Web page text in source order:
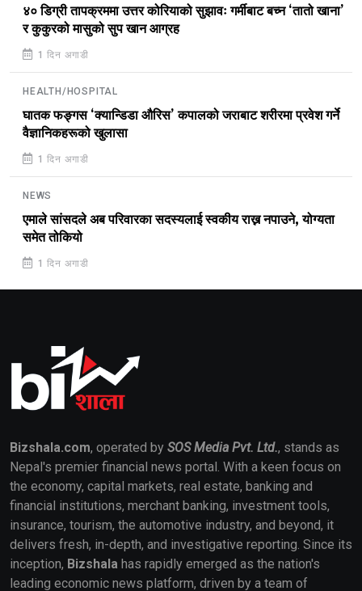
४० डिग्री तापक्रममा उत्तर कोरियाको सुझावः गर्मीबाट बच्न ‘तातो खाना’
र कुकुरको मासुको सुप खान आग्रह
1 दिन अगाडी
HEALTH/HOSPITAL
घातक फङ्गस ‘क्यान्डिडा औरिस’ कपालको जराबाट शरीरमा प्रवेश गर्ने
वैज्ञानिकहरूको खुलासा
1 दिन अगाडी
NEWS
एमाले सांसदले अब परिवारका सदस्यलाई स्वकीय राख्न नपाउने, योग्यता
समेत तोकियो
1 दिन अगाडी
Bizshala.com, operated by SOS Media Pvt. Ltd., stands as
Nepal's premier financial news portal. With a keen focus on
the economy, capital markets, real estate, banking and
financial institutions, merchant banking, investment tools,
insurance, tourism, the automotive industry, and beyond, it
delivers fresh, in-depth, and investigative reporting. Since its
inception, Bizshala has rapidly emerged as the nation's
leading economic news platform, driven by a team of